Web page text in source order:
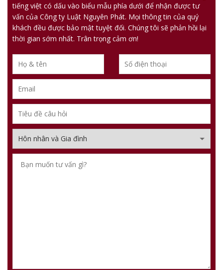
tiếng việt có dấu vào biểu mẫu phía dưới để nhận được tư
vấn của Công ty Luật Nguyên Phát. Mọi thông tin của quý
khách đều được bảo mật tuyệt đối. Chúng tôi sẽ phản hồi lại
thời gian sớm nhất. Trân trọng cảm ơn!